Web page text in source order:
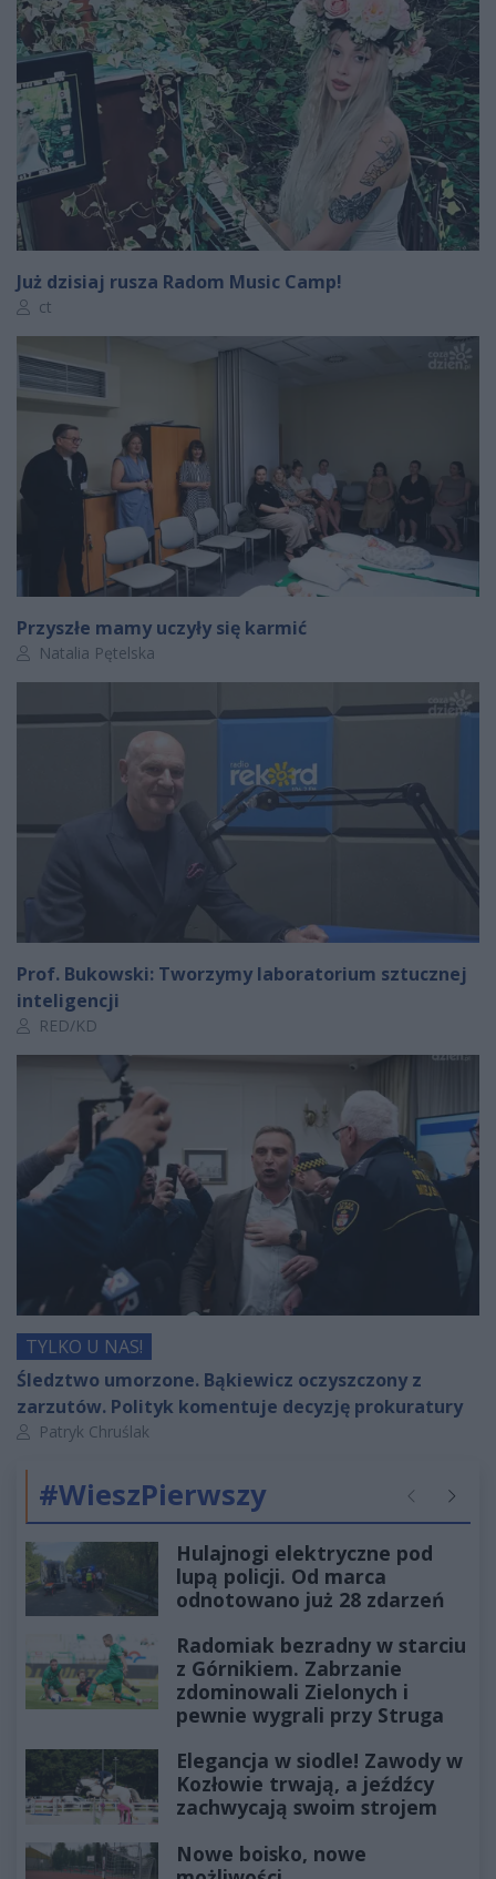
Już dzisiaj rusza Radom Music Camp!
Autor artykułu:
ct
Przyszłe mamy uczyły się karmić
Autor artykułu:
Natalia Pętelska
Prof. Bukowski: Tworzymy laboratorium sztucznej
inteligencji
Autor artykułu:
RED/KD
TYLKO U NAS!
Śledztwo umorzone. Bąkiewicz oczyszczony z
zarzutów. Polityk komentuje decyzję prokuratury
Autor artykułu:
Patryk Chruślak
#WieszPierwszy Poprzednie
Hulajnogi elektryczne pod
lupą policji. Od marca
odnotowano już 28 zdarzeń
Radomiak bezradny w starciu
z Górnikiem. Zabrzanie
zdominowali Zielonych i
pewnie wygrali przy Struga
Elegancja w siodle! Zawody w
Kozłowie trwają, a jeźdźcy
zachwycają swoim strojem
Nowe boisko, nowe